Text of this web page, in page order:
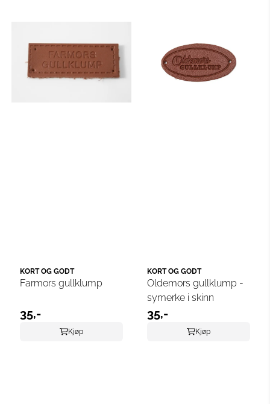
KORT OG GODT
Farmors gullklump
35,-
Kjøp
KORT OG GODT
Oldemors gullklump -
symerke i skinn
35,-
Kjøp